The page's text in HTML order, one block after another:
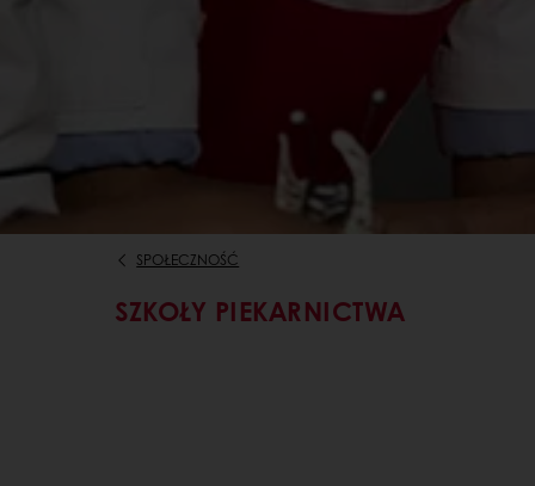
SPOŁECZNOŚĆ
SZKOŁY PIEKARNICTWA